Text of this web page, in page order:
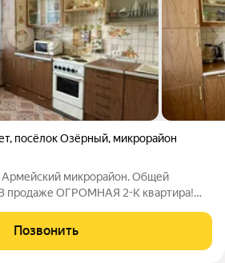
, посёлок Озёрный, микрорайон
Армейский микрорайон. Общей
продаже ОГРОМНАЯ 2-К квартира!
коридор. Окна выходят на обе
на
Позвонить